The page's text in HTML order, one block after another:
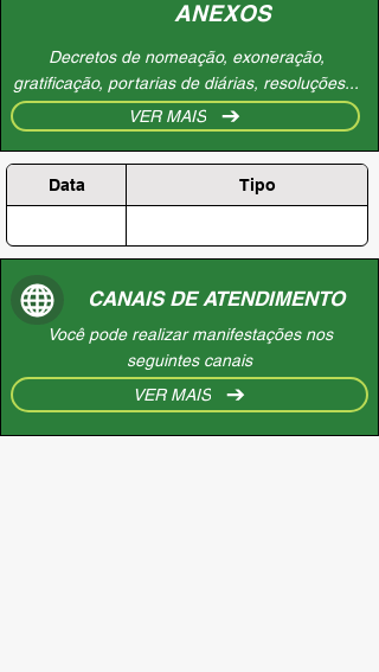
ANEXOS
Decretos de nomeação, exoneração,
gratificação, portarias de diárias, resoluções...
VER MAIS
Data Tipo
CANAIS DE ATENDIMENTO
Você pode realizar manifestações nos
seguintes canais
VER MAIS